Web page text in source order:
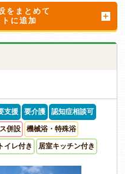
をまとめて
に追加
支援 要介護 認知症相談可
併設 機械浴・特殊浴
イレ付き 居室キッチン付き